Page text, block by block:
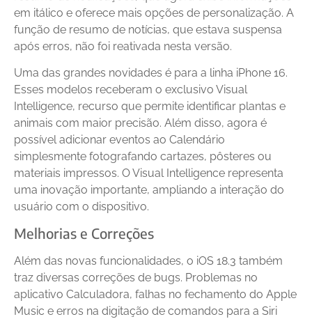
em itálico e oferece mais opções de personalização. A
função de resumo de notícias, que estava suspensa
após erros, não foi reativada nesta versão.
Uma das grandes novidades é para a linha iPhone 16.
Esses modelos receberam o exclusivo Visual
Intelligence, recurso que permite identificar plantas e
animais com maior precisão. Além disso, agora é
possível adicionar eventos ao Calendário
simplesmente fotografando cartazes, pôsteres ou
materiais impressos. O Visual Intelligence representa
uma inovação importante, ampliando a interação do
usuário com o dispositivo.
Melhorias e Correções
Além das novas funcionalidades, o iOS 18.3 também
traz diversas correções de bugs. Problemas no
aplicativo Calculadora, falhas no fechamento do Apple
Music e erros na digitação de comandos para a Siri